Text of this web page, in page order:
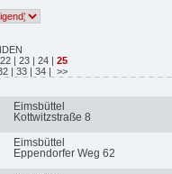
| 23 | 24 | 25
| 33 | 34 | >>
Eimsbüttel
Kottwitzstraße 8
Eimsbüttel
Eppendorfer Weg 62